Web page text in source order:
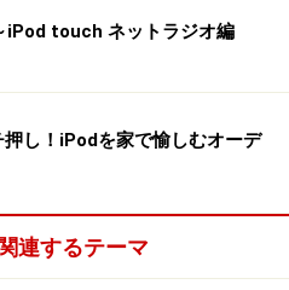
tunewiki-lyrics-
iPod touch ネットラジオ編
し！iPodを家で愉しむオーデ
連するテーマ